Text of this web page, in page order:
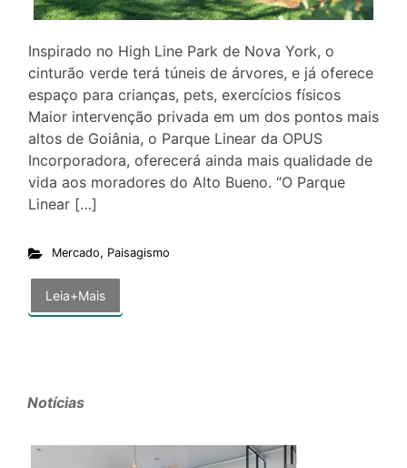
Inspirado no High Line Park de Nova York, o
cinturão verde terá túneis de árvores, e já oferece
espaço para crianças, pets, exercícios físicos
Maior intervenção privada em um dos pontos mais
altos de Goiânia, o Parque Linear da OPUS
Incorporadora, oferecerá ainda mais qualidade de
vida aos moradores do Alto Bueno. “O Parque
Linear […]
Mercado, Paisagismo
Leia+Mais
Notícias